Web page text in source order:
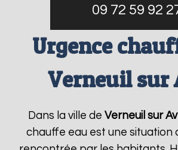
09 72 59 92
Urgence
Verneuil sur
Dans la ville de Verneuil sur
chauffe eau est une situation